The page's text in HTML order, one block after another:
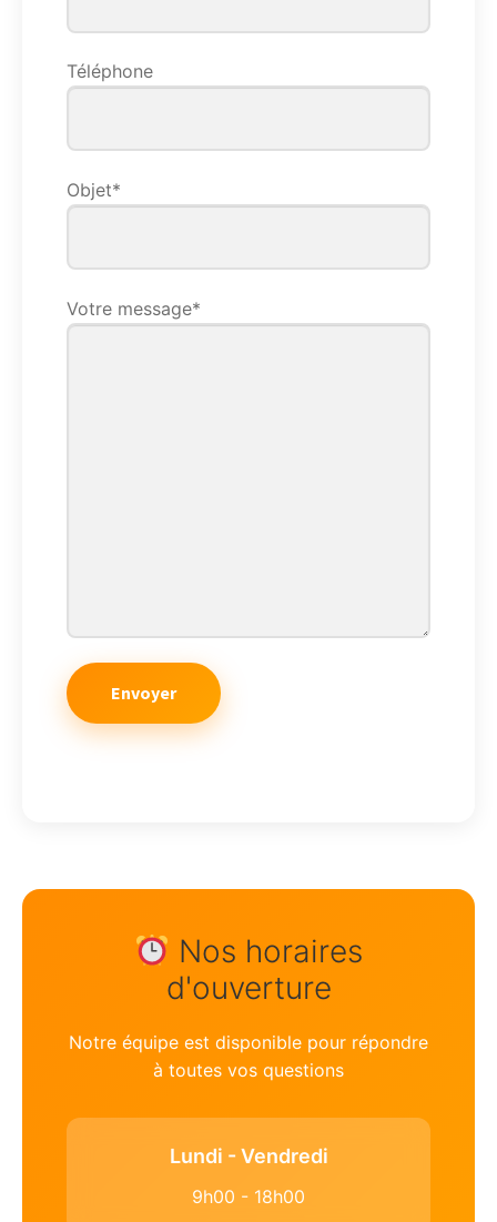
Téléphone
Objet*
Votre message*
Nos horaires
d'ouverture
Notre équipe est disponible pour répondre
à toutes vos questions
Lundi - Vendredi
9h00 - 18h00